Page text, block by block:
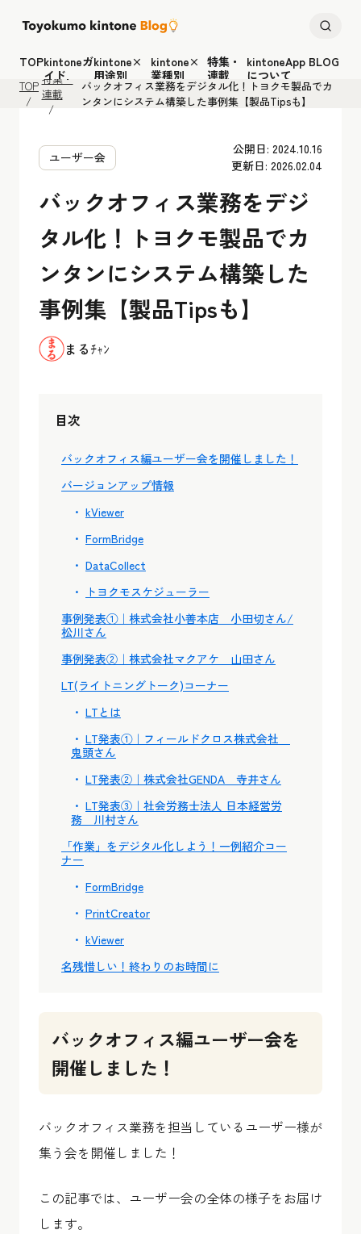
TOPkintoneガ
イド
kintone×
用途別
kintone×
業種別
特集・
連載
kintoneApp BLOG
について
TOP 特集・
連載
バックオフィス業務をデジタル化！トヨクモ製品でカ
ンタンにシステム構築した事例集【製品Tipsも】
ユーザー会
公開日: 2024.10.16
更新日: 2026.02.04
バックオフィス業務をデジ
タル化！トヨクモ製品でカ
ンタンにシステム構築した
事例集【製品Tipsも】
まるﾁｬﾝ
目次
バックオフィス編ユーザー会を開催しました！
バージョンアップ情報
kViewer
FormBridge
DataCollect
トヨクモスケジューラー
事例発表①｜株式会社小善本店 小田切さん/
松川さん
事例発表②｜株式会社マクアケ 山田さん
LT(ライトニングトーク)コーナー
LTとは
LT発表①｜フィールドクロス株式会社
鬼頭さん
LT発表②｜株式会社GENDA 寺井さん
LT発表③｜社会労務士法人 日本経営労
務 川村さん
「作業」をデジタル化しよう！一例紹介コー
ナー
FormBridge
PrintCreator
kViewer
名残惜しい！終わりのお時間に
バックオフィス編ユーザー会を
開催しました！
バックオフィス業務を担当しているユーザー様が
集う会を開催しました！
この記事では、ユーザー会の全体の様子をお届け
します。